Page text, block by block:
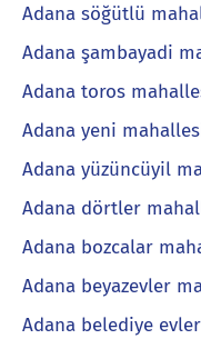
Adana söğütlü
Adana şambayadi
Adana toros
Adana yeni
Adana yüzüncüyil
Adana dörtler
Adana bozcalar
Adana beyazevler
Adana belediye